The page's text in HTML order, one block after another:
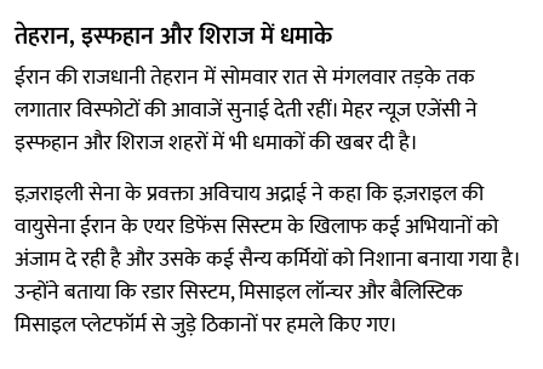
तेहरान, इस्फहान और शिराज में धमाके
ईरान की राजधानी तेहरान में सोमवार रात से मंगलवार तड़के तक
लगातार विस्फोटों की आवाजें सुनाई देती रहीं। मेहर न्यूज एजेंसी ने
इस्फहान और शिराज शहरों में भी धमाकों की खबर दी है।
इज़राइली सेना के प्रवक्ता अविचाय अद्राई ने कहा कि इज़राइल की
वायुसेना ईरान के एयर डिफेंस सिस्टम के खिलाफ कई अभियानों को
अंजाम दे रही है और उसके कई सैन्य कर्मियों को निशाना बनाया गया है।
उन्होंने बताया कि रडार सिस्टम, मिसाइल लॉन्चर और बैलिस्टिक
मिसाइल प्लेटफॉर्म से जुड़े ठिकानों पर हमले किए गए।